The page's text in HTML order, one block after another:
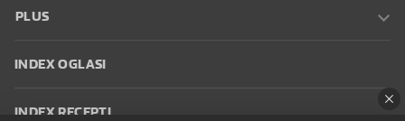
PLUS
INDEX OGLASI
INDEX RECEPTI